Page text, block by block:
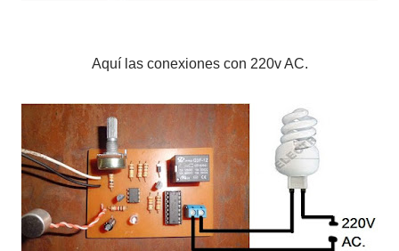
Aquí las conexiones con 220v AC.